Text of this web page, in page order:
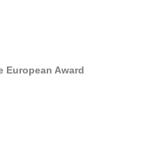
European Award